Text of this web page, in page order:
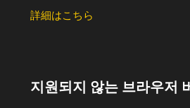
詳細はこちら
지원되지 않는 브라우저